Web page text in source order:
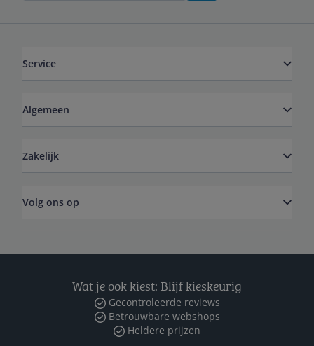
Service
Algemeen
Zakelijk
Volg ons op
Wat je ook kiest: Blijf kieskeurig
Gecontroleerde reviews
Betrouwbare webshops
Heldere prijzen